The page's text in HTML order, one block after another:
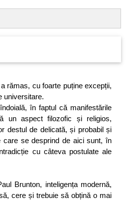
rămas, cu foarte puține excepții,
universitare.
în faptul că manifestările
un aspect filozofic și religios,
destul de delicată, și probabil și
care se desprind de aici sunt, în
cu câteva postulate ale
Brunton, inteligența modernă,
cere și trebuie să obțină o mai